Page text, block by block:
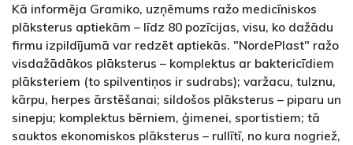
Kā informēja Gramiko, uzņēmums ražo medicīniskos
plāksterus aptiekām – līdz 80 pozīcijas, visu, ko dažādu
firmu izpildījumā var redzēt aptiekās. "NordePlast" ražo
visdažādākos plāksterus – komplektus ar baktericīdiem
plāksteriem (to spilventiņos ir sudrabs); varžacu, tulznu,
kārpu, herpes ārstēšanai; sildošos plāksterus – piparu un
sinepju; komplektus bērniem, ģimenei, sportistiem; tā
sauktos ekonomiskos plāksterus – rullītī, no kura nogriež,